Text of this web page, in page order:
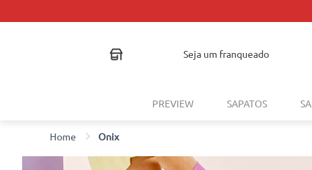
seja um franqueado
PREVIEW SAPATOS
Onix